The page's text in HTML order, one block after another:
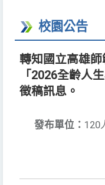
校園公告
轉知國立高雄
「2026全齡人
徵稿訊息。
發布單位： 120